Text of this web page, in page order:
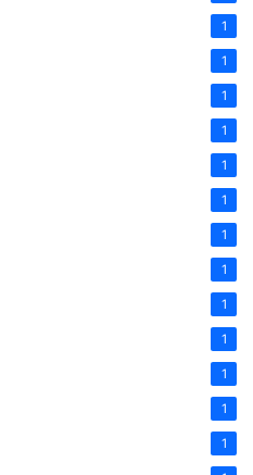
1
1
1
1
1
1
1
1
1
1
1
1
1